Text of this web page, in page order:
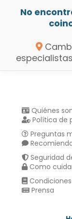
No
Quiénes
Política de
Preguntas
Seguridad
Como
Prensa